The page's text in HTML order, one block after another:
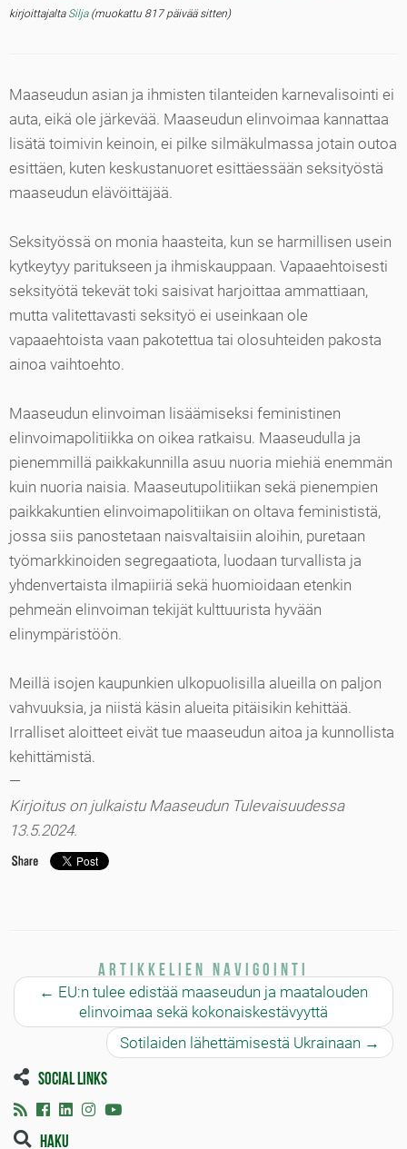
kirjoittajalta Silja(muokattu 817 päivää sitten)
Maaseudun asian ja ihmisten tilanteiden karnevalisointi ei
auta, eikä ole järkevää. Maaseudun elinvoimaa kannattaa
lisätä toimivin keinoin, ei pilke silmäkulmassa jotain outoa
esittäen, kuten keskustanuoret esittäessään seksityöstä
maaseudun elävöittäjää.
Seksityössä on monia haasteita, kun se harmillisen usein
kytkeytyy paritukseen ja ihmiskauppaan. Vapaaehtoisesti
seksityötä tekevät toki saisivat harjoittaa ammattiaan,
mutta valitettavasti seksityö ei useinkaan ole
vapaaehtoista vaan pakotettua tai olosuhteiden pakosta
ainoa vaihtoehto.
Maaseudun elinvoiman lisäämiseksi feministinen
elinvoimapolitiikka on oikea ratkaisu. Maaseudulla ja
pienemmillä paikkakunnilla asuu nuoria miehiä enemmän
kuin nuoria naisia. Maaseutupolitiikan sekä pienempien
paikkakuntien elinvoimapolitiikan on oltava feminististä,
jossa siis panostetaan naisvaltaisiin aloihin, puretaan
työmarkkinoiden segregaatiota, luodaan turvallista ja
yhdenvertaista ilmapiiriä sekä huomioidaan etenkin
pehmeän elinvoiman tekijät kulttuurista hyvään
elinympäristöön.
Meillä isojen kaupunkien ulkopuolisilla alueilla on paljon
vahvuuksia, ja niistä käsin alueita pitäisikin kehittää.
Irralliset aloitteet eivät tue maaseudun aitoa ja kunnollista
kehittämistä.
—
Kirjoitus on julkaistu Maaseudun Tulevaisuudessa
13.5.2024.
Artikkelien navigointi
← EU:n tulee edistää maaseudun ja maatalouden
elinvoimaa sekä kokonaiskestävyyttä
Sotilaiden lähettämisestä Ukrainaan →
Social links
Haku